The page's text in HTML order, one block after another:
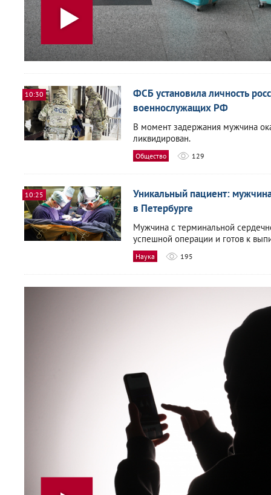
10:30
ФСБ установила личность
военнослужащих РФ
В момент задержания мужчина
ликвидирован.
Общество 129
10:25
Уникальный пациент:
в Петербурге
Мужчина с терминальной
успешной операции и готов к
Наука 195